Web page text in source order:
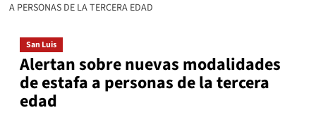
A PERSONAS DE LA TERCERA EDAD
San Luis
Alertan sobre nuevas modalidades
de estafa a personas de la tercera
edad